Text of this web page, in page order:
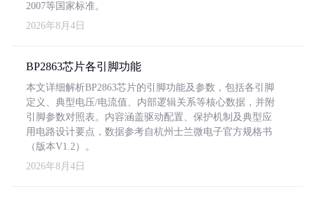
2007等国家标准。
2026年8月4日
BP2863芯片各引脚功能
本文详细解析BP2863芯片的引脚功能及参数，包括各引脚
定义、典型电压/电流值、内部逻辑关系等核心数据，并附
引脚参数对照表。内容涵盖驱动配置、保护机制及典型应
用电路设计要点，数据参考自杭州士兰微电子官方规格书
（版本V1.2）。
2026年8月4日